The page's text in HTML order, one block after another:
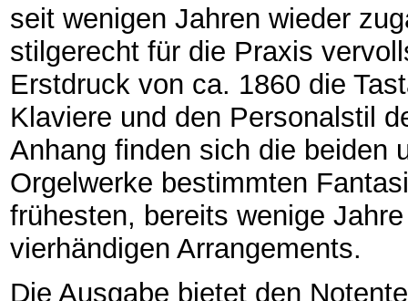
seit wenigen Jahren wieder
stilgerecht für die Praxis
Erstdruck von ca. 1860 die
Klaviere und den Personalstil
Anhang finden sich die beiden
Orgelwerke bestimmten
frühesten, bereits wenige
vierhändigen Arrangements.
Die Ausgabe bietet den